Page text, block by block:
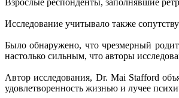
Исследование учитывало также
Было обнаружено, что чрезмерный
настолько сильным, что авторы
Автор исследования, Dr. Mai Stafford
удовлетворенность жизнью и лучее